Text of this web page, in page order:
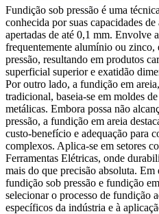
Fundição sob pressão é uma
conhecida por suas capacidades
apertadas de até 0,1 mm. Envolve
frequentemente alumínio ou zinco,
pressão, resultando em produtos
superficial superior e exatidão
Por outro lado, a fundição em areia
tradicional, baseia-se em moldes
metálicas. Embora possa não
pressão, a fundição em areia
custo-benefício e adequação para
complexos. Aplica-se em setores
Ferramentas Elétricas, onde
mais do que precisão absoluta. Em
fundição sob pressão e fundição
selecionar o processo de fundição
específicos da indústria e à